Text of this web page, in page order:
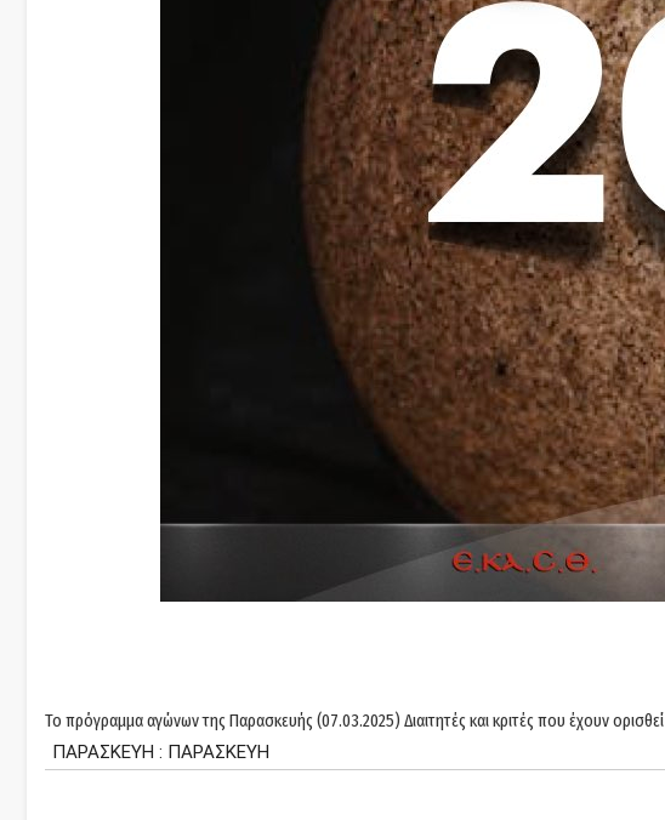
Το πρόγραμμα αγώνων της Παρασκευής (07.03.2025) Διαιτητές και κριτές που έχουν ορισθεί